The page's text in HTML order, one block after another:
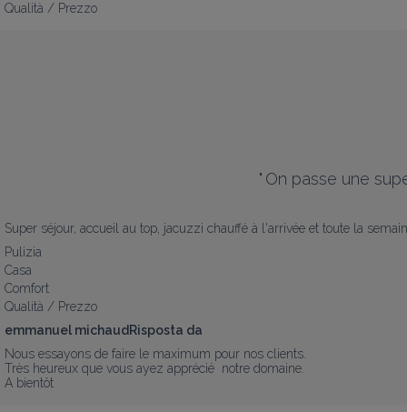
Qualità / Prezzo
" On passe une
Super séjour, accueil au top, jacuzzi chauffé à l'arrivée et toute la
Pulizia
Casa
Comfort
Qualità / Prezzo
emmanuel michaudRisposta da
Nous essayons de faire le maximum pour nos clients.
Très heureux que vous ayez apprécié  notre domaine.
A bientôt